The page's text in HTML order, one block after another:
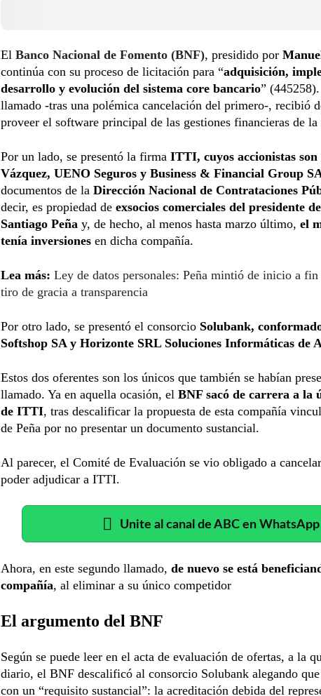
El Banco Nacional de Fomento (BNF), presidido por
continúa con su proceso de licitación para “adquisición,
desarrollo y evolución del sistema core bancario”
llamado -tras una polémica cancelación del primero-, recibió
proveer el software principal de las gestiones financieras de
Por un lado, se presentó la firma ITTI, cuyos accionistas
Vázquez, UENO Seguros y Business & Financial Group
documentos de la Dirección Nacional de Contrataciones
decir, es propiedad de exsocios comerciales del presidente
Santiago Peña y, de hecho, al menos hasta marzo último, el
tenía inversiones en dicha compañía.
Lea más: Ley de datos personales: Peña mintió de inicio a
tiro de gracia a transparencia
Por otro lado, se presentó el consorcio Solubank,
Softshop SA y Horizonte SRL Soluciones Informáticas de
Estos dos oferentes son los únicos que también se habían
llamado. Ya en aquella ocasión, el BNF sacó de carrera a la
de ITTI, tras descalificar la propuesta de esta compañía
de Peña por no presentar un documento sustancial.
Al parecer, el Comité de Evaluación se vio obligado a
poder adjudicar a ITTI.
Unite al canal de ABC en WhatsApp
Ahora, en este segundo llamado, de nuevo se está
compañía, al eliminar a su único competidor
El argumento del BNF
Según se puede leer en el acta de evaluación de ofertas, a la
diario, el BNF descalificó al consorcio Solubank alegando
con un “requisito sustancial”: la acreditación debida del